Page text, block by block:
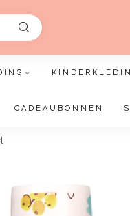
CADEAUBONNEN